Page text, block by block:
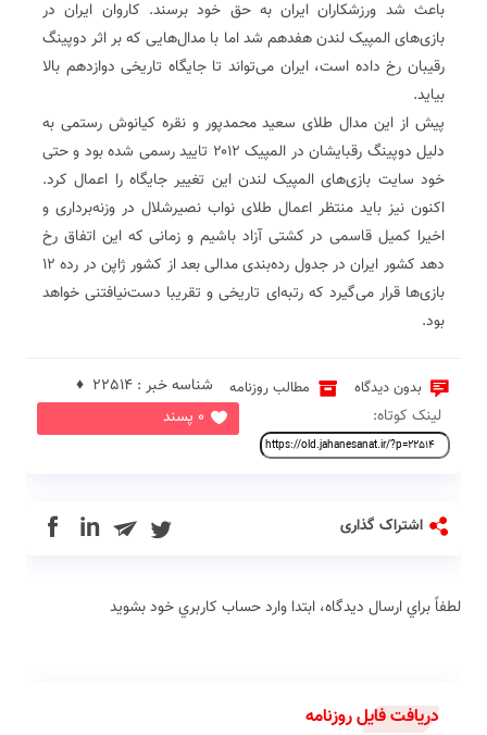
باعث شد ورزشکاران ایران به حق خود برسند. کاروان ایران در
بازی‌های المپیک لندن هفدهم شد اما با مدال‌هایی که بر اثر دوپینگ
رقیبان رخ داده است، ایران می‌تواند تا جایگاه تاریخی دوازدهم بالا
بیاید.
پیش از این مدال طلای سعید محمدپور و نقره کیانوش رستمی به
دلیل دوپینگ رقبایشان در المپیک ۲۰۱۲ تایید رسمی شده بود و حتی
خود سایت بازی‌های المپیک لندن این تغییر جایگاه را اعمال کرد.
اکنون نیز باید منتظر اعمال طلای نواب نصیرشلال در وزنه‌برداری و
اخیرا کمیل قاسمی در کشتی آزاد باشیم و زمانی که این اتفاق رخ
دهد کشور ایران در جدول رده‌بندی مدالی بعد از کشور ژاپن در رده ۱۲
بازی‌ها قرار می‌گیرد که رتبه‌ای تاریخی و تقریبا دست‌نیافتنی خواهد
بود.
بدون دیدگاه مطالب روزنامه
0 پسند
شناسه خبر : 22514 ♦
لینک کوتاه:
اشتراک گذاری in
لطفاً براي ارسال دیدگاه، ابتدا وارد حساب كاربري خود بشويد
دریافت فایل روزنامه